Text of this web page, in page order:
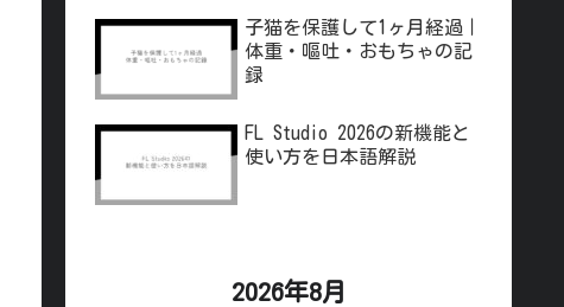
子猫を保護して1ヶ月経過｜
体重・嘔吐・おもちゃの記
録
FL Studio 2026の新機能と
使い方を日本語解説
2026年8月